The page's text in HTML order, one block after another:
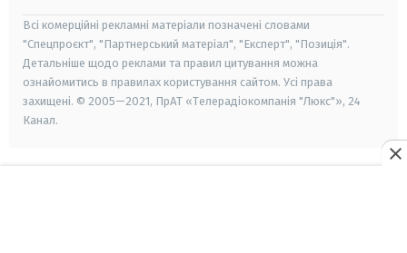
Всі комерційні рекламні матеріали позначені словами
"Спецпроєкт", "Партнерський матеріал", "Експерт", "Позиція".
Детальніше щодо реклами та правил цитування можна
ознайомитись в правилах користування сайтом. Усі права
захищені. © 2005—2021, ПрАТ «Телерадіокомпанія "Люкс"», 24
Канал.